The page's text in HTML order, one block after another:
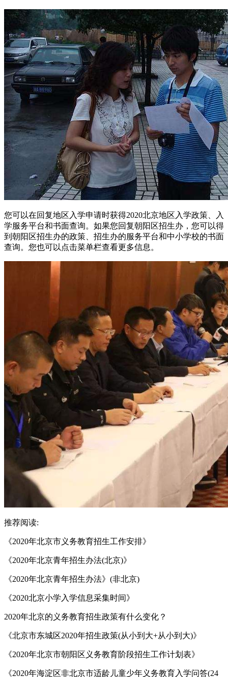
您可以在回复地区入学申请时获得2020北京地区入学政策、入
学服务平台和书面查询。如果您回复朝阳区招生办，您可以得
到朝阳区招生办的政策、招生办的服务平台和中小学校的书面
查询。您也可以点击菜单栏查看更多信息。
推荐阅读:
《2020年北京市义务教育招生工作安排》
《2020年北京青年招生办法(北京)》
《2020年北京青年招生办法》(非北京)
《2020北京小学入学信息采集时间》
2020年北京的义务教育招生政策有什么变化？
《北京市东城区2020年招生政策(从小到大+从小到大)》
《2020年北京市朝阳区义务教育阶段招生工作计划表》
《2020年海淀区非北京市适龄儿童少年义务教育入学问答(24